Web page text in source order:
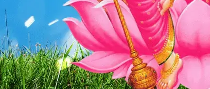
Search